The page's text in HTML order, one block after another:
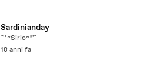
Sardinianday
¨'*~Sirio~*'¨
18 anni fa